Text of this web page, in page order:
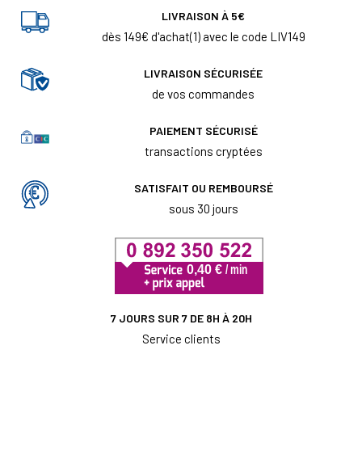
LIVRAISON À 5€
dès 149€ d'achat(1) avec le code LIV149
LIVRAISON SÉCURISÉE
de vos commandes
PAIEMENT SÉCURISÉ
transactions cryptées
SATISFAIT OU REMBOURSÉ
sous 30 jours
7 JOURS SUR 7 DE 8H À 20H
Service clients